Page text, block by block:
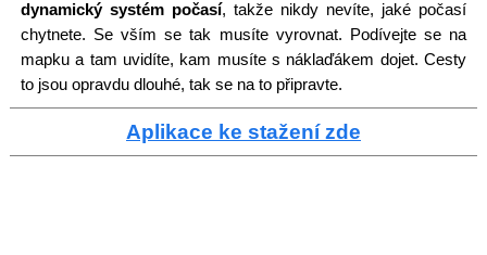
dynamický systém počasí, takže nikdy nevíte, jaké počasí
chytnete. Se vším se tak musíte vyrovnat. Podívejte se na
mapku a tam uvidíte, kam musíte s náklaďákem dojet. Cesty
to jsou opravdu dlouhé, tak se na to připravte.
Aplikace ke stažení zde